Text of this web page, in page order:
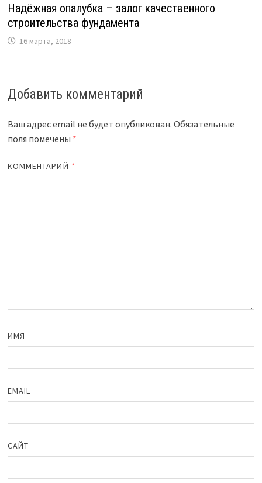
Надёжная опалубка – залог качественного
строительства фундамента
16 марта, 2018
Добавить комментарий
Ваш адрес email не будет опубликован. Обязательные
поля помечены *
КОММЕНТАРИЙ *
ИМЯ
EMAIL
САЙТ